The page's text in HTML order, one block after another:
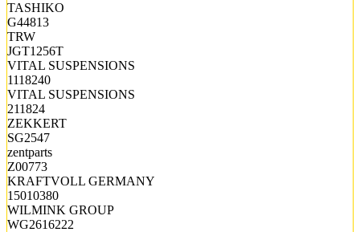
TASHIKO
G44813
TRW
JGT1256T
VITAL SUSPENSIONS
1118240
VITAL SUSPENSIONS
211824
ZEKKERT
SG2547
zentparts
Z00773
KRAFTVOLL GERMANY
15010380
WILMINK GROUP
WG2616222